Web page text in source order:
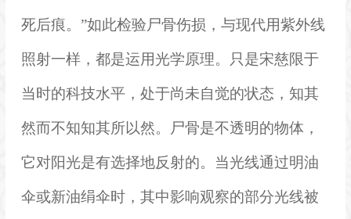
死后痕。”如此检验尸骨伤损，与现代用紫外线
照射一样，都是运用光学原理。只是宋慈限于
当时的科技水平，处于尚未自觉的状态，知其
然而不知知其所以然。尸骨是不透明的物体，
它对阳光是有选择地反射的。当光线通过明油
伞或新油绢伞时，其中影响观察的部分光线被